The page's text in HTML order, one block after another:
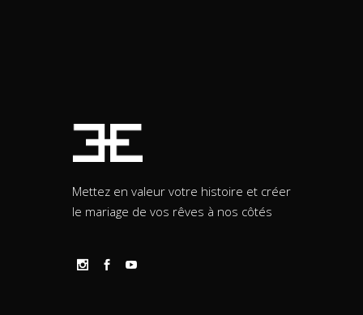
Mettez en valeur votre histoire et créer
le mariage de vos rêves à nos côtés